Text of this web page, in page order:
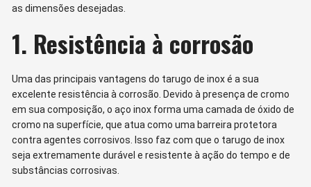
as dimensões desejadas.
1. Resistência à corrosão
Uma das principais vantagens do tarugo de inox é a sua
excelente resistência à corrosão. Devido à presença de cromo
em sua composição, o aço inox forma uma camada de óxido de
cromo na superfície, que atua como uma barreira protetora
contra agentes corrosivos. Isso faz com que o tarugo de inox
seja extremamente durável e resistente à ação do tempo e de
substâncias corrosivas.